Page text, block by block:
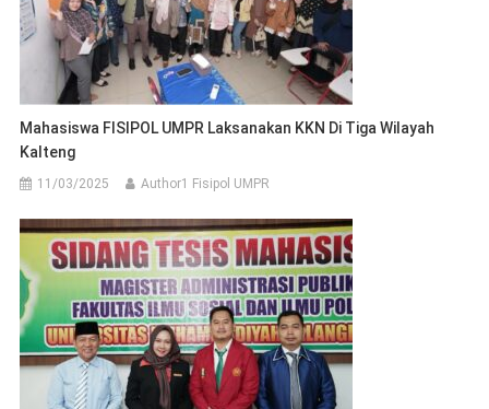
Mahasiswa FISIPOL UMPR Laksanakan KKN Di Tiga Wilayah
Kalteng
11/03/2025 Author1 Fisipol UMPR